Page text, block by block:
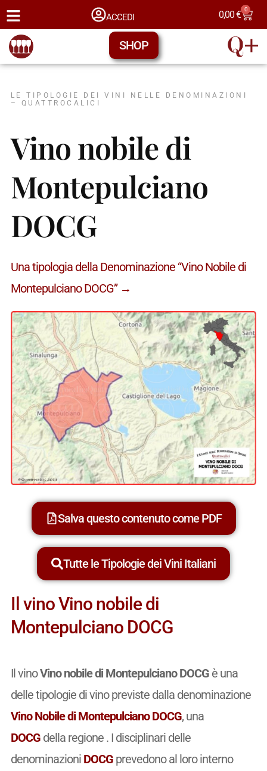
ACCEDI 0,00€ 0
SHOP
LE TIPOLOGIE DEI VINI NELLE DENOMINAZIONI
– QUATTROCALICI
Vino nobile di
Montepulciano
DOCG
Una tipologia della Denominazione “Vino Nobile di
Montepulciano DOCG” →
Salva questo contenuto come PDF
Tutte le Tipologie dei Vini Italiani
Il vino Vino nobile di
Montepulciano DOCG
Il vinoVino nobile di Montepulciano DOCGè una
delle tipologie di vino previste dalla denominazione
Vino Nobile di Montepulciano DOCG, una
DOCGdella regione . I disciplinari delle
denominazioni DOCGprevedono al loro interno